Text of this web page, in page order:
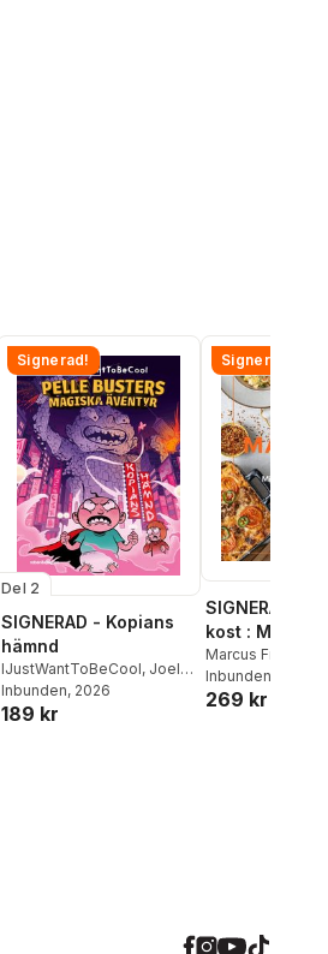
Signerad!
Del 2
SIGNERAD - Kopians
hämnd
IJustWantToBeCool, Joel
Adolphson,Emil Ejdemo
Beer ,Victor Beer
Inbunden, 2026
189 kr
Signerad!
SIGNERAD -
kost :
matlådor
Marcus Frank
Inbunden
269 kr